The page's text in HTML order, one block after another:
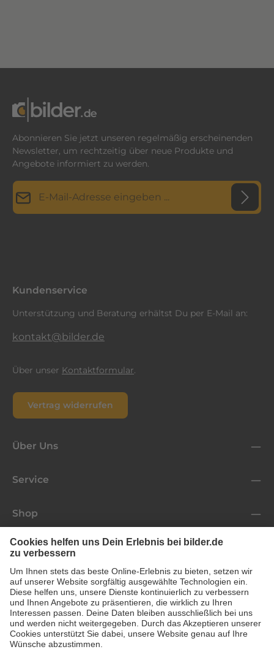
Abonnieren Sie jetzt unseren regelmäßig erscheinenden
Newsletter, um rechtzeitig über neue Produkte und
Angebote informiert zu werden.
E-Mail-Adresse*
Kundenservice
Unterstützung und Beratung erhältst Du per E-Mail an:
kontakt@bilder.de
Über unser Kontaktformular.
Vertrag widerrufen
Über Uns
Service
Shop
Folge uns